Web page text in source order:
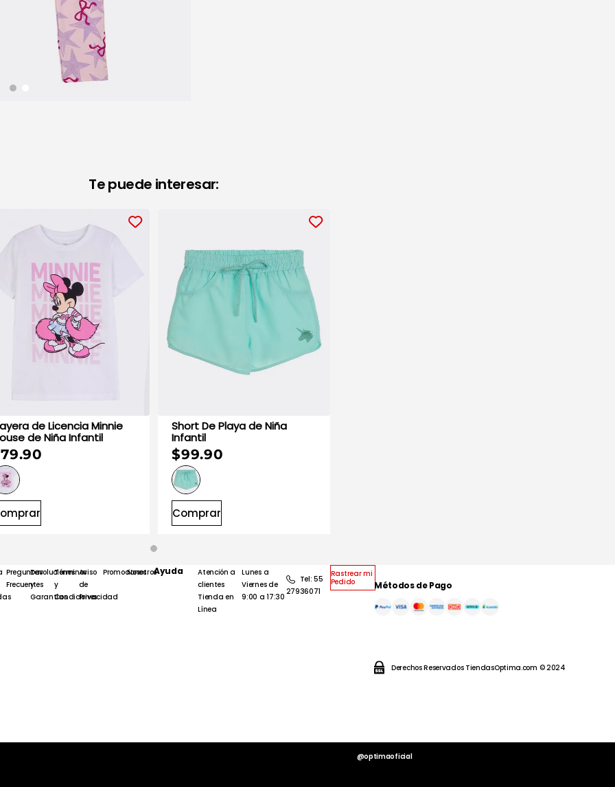
Te puede interesar:
de Licencia Minnie
Mouse de Niña Infantil
Short De Playa de Niña
Infantil
$99.90
Comprar
Preguntas
Frecuentes
Devoluciones
y
Garantías
Términos
y
Condiciones
Aviso
de
Privacidad
Promociones
NosotrosAyuda
Atención a
clientes
Tienda en
Línea
Lunes a
Viernes de
9:00 a 17:30
Tel: 55
27936071
Rastrear mi
Pedido
Métodos de Pago
Derechos Reservados TiendasOptima.com © 2024
@optimaoficial